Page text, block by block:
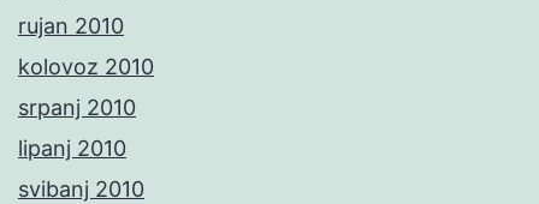
rujan 2010
kolovoz 2010
srpanj 2010
lipanj 2010
svibanj 2010